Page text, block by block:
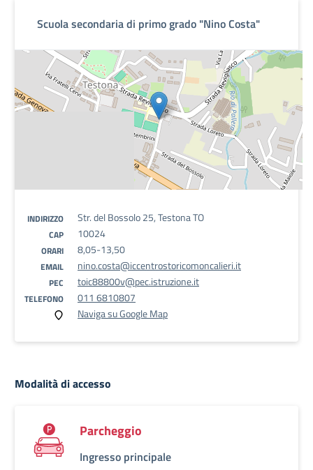
Scuola secondaria di primo grado "Nino Costa"
INDIRIZZO Str. del Bossolo 25, Testona TO
CAP 10024
ORARI 8,05-13,50
EMAIL nino.costa@iccentrostoricomoncalieri.it
PEC toic88800v@pec.istruzione.it
TELEFONO
011 6810807
Naviga su Google Map
Modalità di accesso
Parcheggio
Ingresso principale